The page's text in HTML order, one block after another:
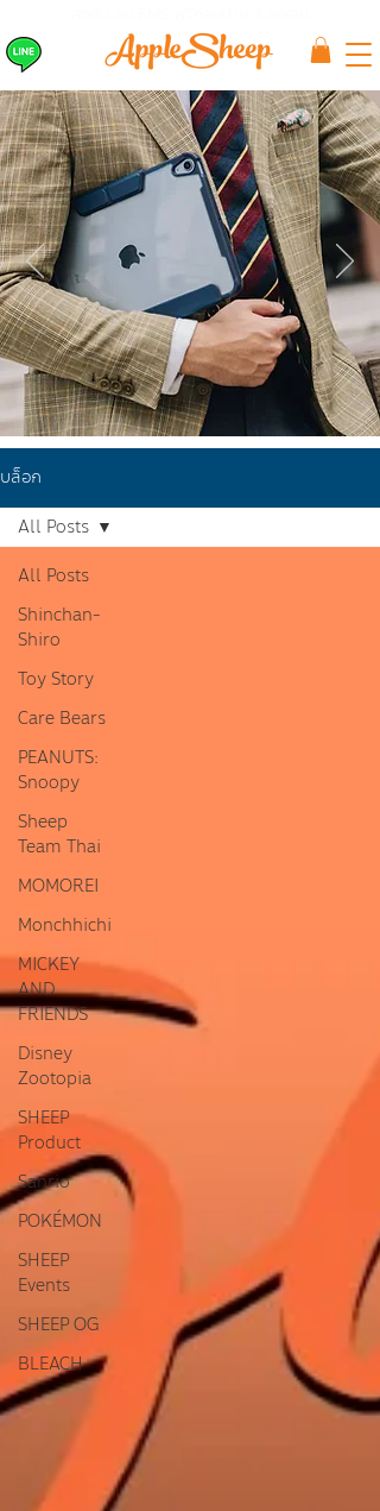
บล็อก
All Posts
Shinchan-
Shiro
Toy Story
Care Bears
PEANUTS:
Snoopy
Sheep
Team Thai
MOMOREI
Monchhichi
MICKEY
AND
FRIENDS
Disney
Zootopia
SHEEP
Product
Sanrio
POKÉMON
SHEEP
Events
SHEEP OG
BLEACH
All Posts